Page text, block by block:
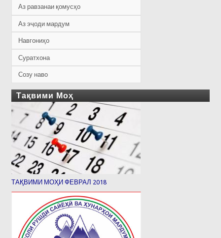
Аз равзанаи қомусҳо
Аз эҷоди мардум
Навгониҳо
Суратхона
Созу наво
Тақвими Моҳ
ТАҚВИМИ МОҲИ ФЕВРАЛ 2018